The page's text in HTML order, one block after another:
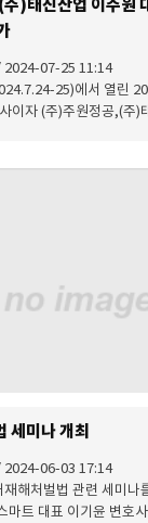
)태진산업 이주원
2024-07-25 11:14
25)에서 열린
산업 이주원 대
세미나 개최
2024-06-03 17:14
해처벌법 관련 세미나
표 이기윤 변호사를 초청하여